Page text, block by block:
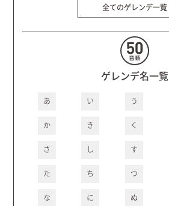
全てのゲレンデ一覧
ゲレンデ名一覧
あ い う
か き く
さ し す
た ち つ
な に ぬ